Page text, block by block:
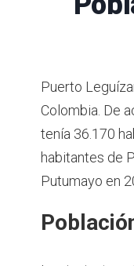
Puerto
Colombia. De
tenía 36.170
habitantes de
Putumayo en